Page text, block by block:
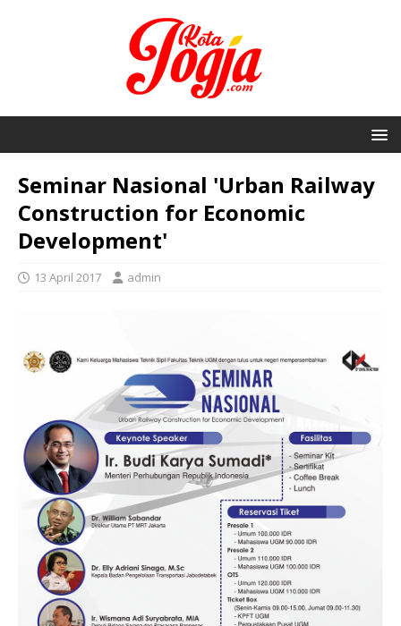
Seminar Nasional 'Urban Railway
Construction for Economic
Development'
13 April 2017 admin